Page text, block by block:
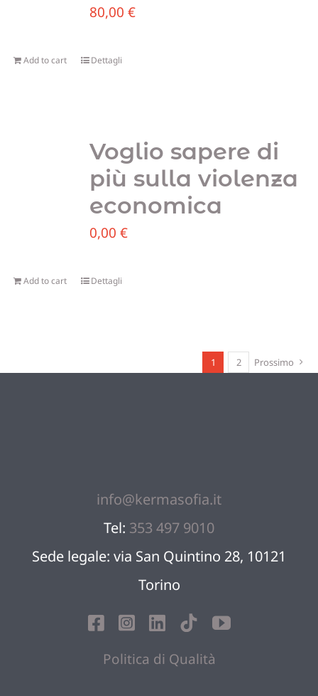
80,00 €
Add to cart Dettagli
Voglio sapere di
più sulla violenza
economica
0,00 €
Add to cart Dettagli
1 2 Prossimo
info@kermasofia.it
Tel: 353 497 9010
Sede legale: via San Quintino 28, 10121
Torino
Politica di Qualità